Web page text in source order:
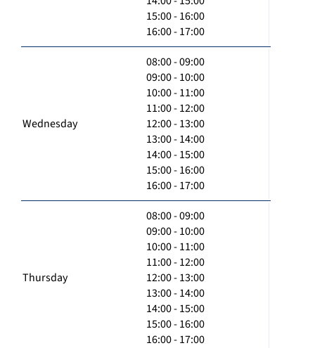
15:00 - 16:00
16:00 - 17:00
Wednesday
08:00 - 09:00
09:00 - 10:00
10:00 - 11:00
11:00 - 12:00
12:00 - 13:00
13:00 - 14:00
14:00 - 15:00
15:00 - 16:00
16:00 - 17:00
Thursday
08:00 - 09:00
09:00 - 10:00
10:00 - 11:00
11:00 - 12:00
12:00 - 13:00
13:00 - 14:00
14:00 - 15:00
15:00 - 16:00
16:00 - 17:00